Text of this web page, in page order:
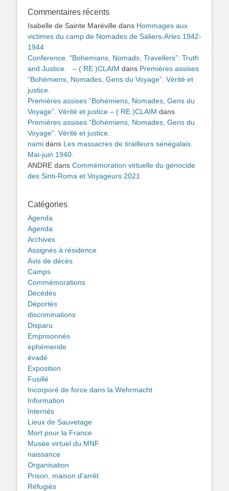
Commentaires récents
Isabelle de Sainte Maréville dans Hommages aux
victimes du camp de Nomades de Saliers-Arles 1942-
1944
Conference. “Bohemians, Nomads, Travellers”: Truth
and Justice. – ( RE )CLAIM dans Premières assises
“Bohémiens, Nomades, Gens du Voyage”. Vérité et
justice.
Premières assises “Bohémiens, Nomades, Gens du
Voyage”. Vérité et justice – ( RE )CLAIM dans
Premières assises “Bohémiens, Nomades, Gens du
Voyage”. Vérité et justice.
nami dans Les massacres de tirailleurs sénégalais.
Mai-juin 1940.
ANDRE dans Commémoration virtuelle du génocide
des Sinti-Roma et Voyageurs 2021
Catégories
Agenda
Agenda
Archives
Assignés à résidence
Avis de décès
Camps
Commémorations
Décédés
Déportés
discriminations
Disparu
Emprisonnés
ephémeride
évadé
Exposition
Fusillé
Incorporé de force dans la Wehrmacht
Information
Internés
Lieux de Sauvetage
Mort pour la France
Musée virtuel du MNF
naissance
Organisation
Prison, maison d'arrêt
Réfugiés